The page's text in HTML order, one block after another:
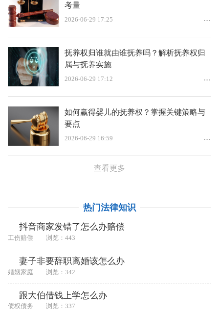
考量
2026-06-29 17:25
抚养权归谁就由谁抚养吗？解析抚养权归
属与抚养实施
2026-06-29 17:12
如何赢得婴儿的抚养权？掌握关键策略与
要点
2026-06-29 16:59
查看更多
热门法律知识
抖音商家发错了怎么办赔偿
工伤赔偿 浏览：443
妻子非要辞职离婚该怎么办
婚姻家庭 浏览：342
跟大伯借钱上学怎么办
债权债务 浏览：337